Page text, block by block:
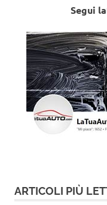
Segui
ARTICOLI PIÙ